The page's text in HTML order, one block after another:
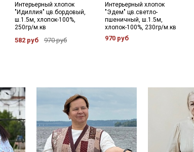
Интерьерный хлопок
"Идиллия" цв.бордовый,
ш.1.5м, хлопок-100%,
250гр/м.кв
582 руб 970 руб
Интерьерный хлопок
"Эдем" цв.светло-
пшеничный, ш.1.5м,
хлопок-100%, 230гр/м.кв
970 руб
Подписаться
Политикой обработки персональных
на обработку персональных